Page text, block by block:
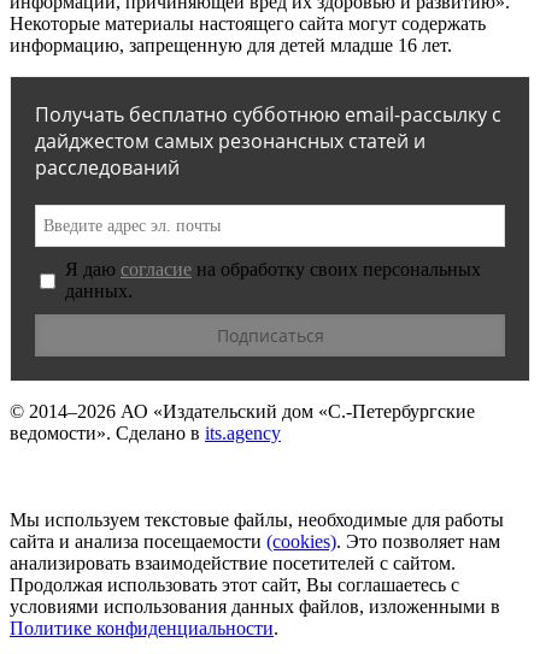
Некоторые материалы настоящего сайта могут содержать
информацию, запрещенную для детей младше 16 лет.
Получать бесплатно субботнюю email-рассылку с
дайджестом самых резонансных статей и
расследований
Я даю согласие на обработку своих персональных
данных.
© 2014–2026 АО «Издательский дом «С.-Петербургские
ведомости». Сделано в its.agency
Мы используем текстовые файлы, необходимые для работы
сайта и анализа посещаемости (сookies). Это позволяет нам
анализировать взаимодействие посетителей с сайтом.
Продолжая использовать этот сайт, Вы соглашаетесь с
условиями использования данных файлов, изложенными в
Политике конфиденциальности.